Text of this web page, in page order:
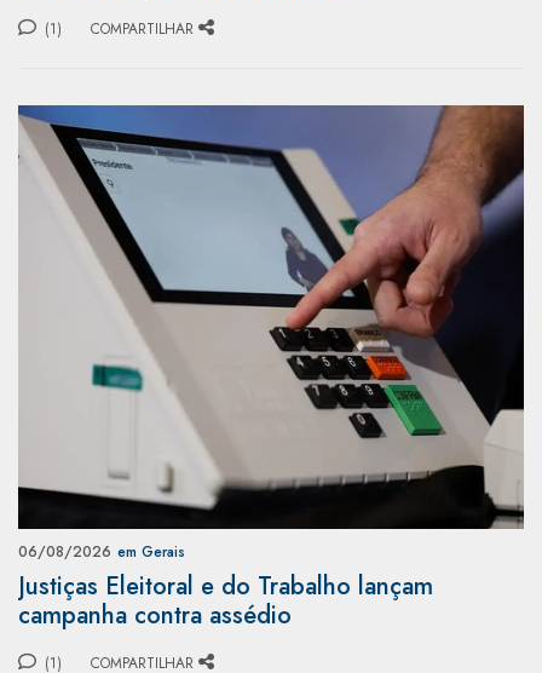
(1) COMPARTILHAR
06/08/2026 em Gerais
Justiças Eleitoral e do Trabalho lançam
campanha contra assédio
(1) COMPARTILHAR